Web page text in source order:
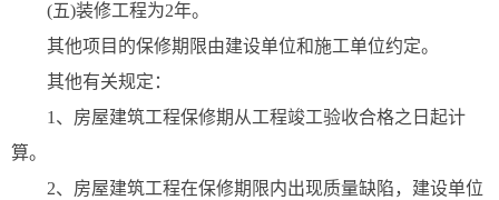
(五)装修工程为2年。
其他项目的保修期限由建设单位和施工单位约定。
其他有关规定：
1、房屋建筑工程保修期从工程竣工验收合格之日起计
算。
2、房屋建筑工程在保修期限内出现质量缺陷，建设单位